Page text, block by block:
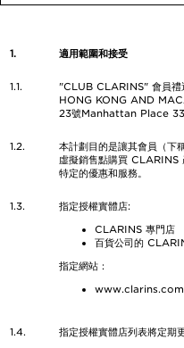
1. 適用範圍和接受
1.1.
"CLUB CLARINS" 會員禮
HONG KONG AND
23號Manhattan Place
1.2.
本計劃目的是讓其會員（下
虛擬銷售點購買 CLARINS
特定的優惠和服務。
1.3.
指定授權實體店:
CLARINS 專門店
百貨公司的
指定網站：
1.4. 指定授權實體店列表將定期更